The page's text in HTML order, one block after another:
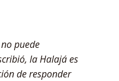
puede
la Halajá es
de responder